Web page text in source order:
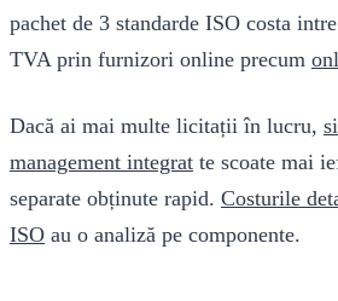
pachet de 3 standarde ISO costa
TVA prin furnizori online precum
Dacă ai mai multe licitații în lucru,
management integrat te scoate mai
separate obținute rapid. Costurile
ISO au o analiză pe componente.